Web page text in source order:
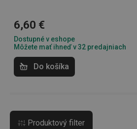
6,60 €
Dostupné v eshope
Môžete mať ihneď v 32 predajniach
Do košíka
Produktový filter